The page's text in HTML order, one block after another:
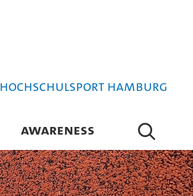
Hochschulsport Hamburg
AWARENESS